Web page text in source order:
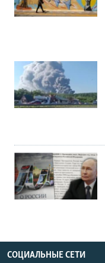
СОЦИАЛЬНЫЕ СЕТИ